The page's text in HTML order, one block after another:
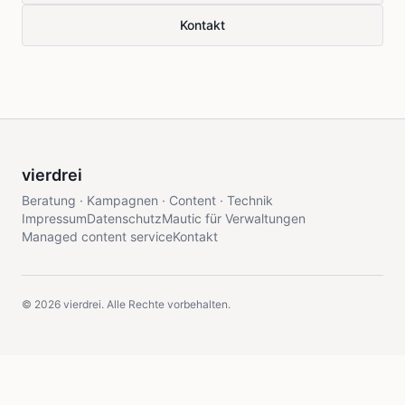
Kontakt
vierdrei
Beratung · Kampagnen · Content · Technik
ImpressumDatenschutzMautic für Verwaltungen
Managed content serviceKontakt
© 2026 vierdrei. Alle Rechte vorbehalten.